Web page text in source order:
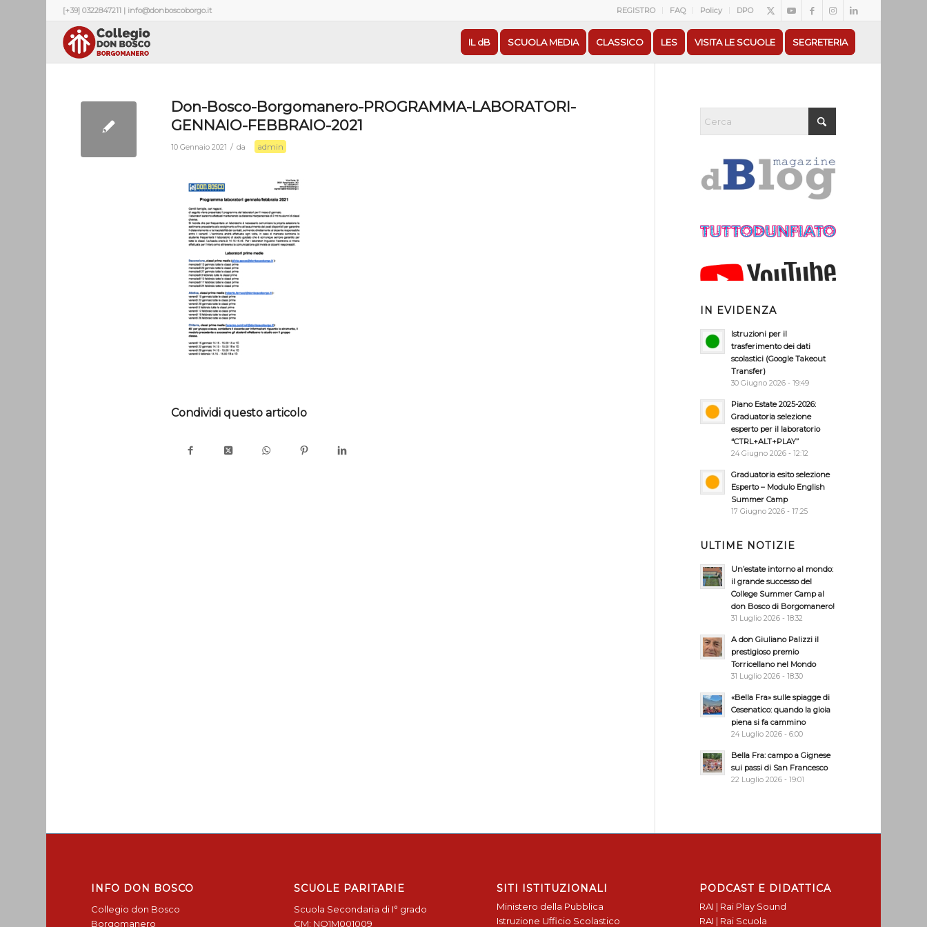
REGISTRO FAQ Policy DPO
[+39] 0322847211 | info@donboscoborgo.it
IL dB SCUOLA MEDIA CLASSICO LES VISITA LE SCUOLE SEGRETERIA
Don-Bosco-Borgomanero-PROGRAMMA-LABORATORI-
GENNAIO-FEBBRAIO-2021
10 Gennaio 2021 / da admin
Condividi questo articolo
IN EVIDENZA
Istruzioni per il
trasferimento dei dati
scolastici (Google Takeout
Transfer)
30 Giugno 2026 - 19:49
Piano Estate 2025-2026:
Graduatoria selezione
esperto per il laboratorio
“CTRL+ALT+PLAY”
24 Giugno 2026 - 12:12
Graduatoria esito selezione
Esperto – Modulo English
Summer Camp
17 Giugno 2026 - 17:25
ULTIME NOTIZIE
Un’estate intorno al mondo:
il grande successo del
College Summer Camp al
don Bosco di Borgomanero!
31 Luglio 2026 - 18:32
A don Giuliano Palizzi il
prestigioso premio
Torricellano nel Mondo
31 Luglio 2026 - 18:30
«Bella Fra» sulle spiagge di
Cesenatico: quando la gioia
piena si fa cammino
24 Luglio 2026 - 6:00
Bella Fra: campo a Gignese
sui passi di San Francesco
22 Luglio 2026 - 19:01
INFO DON BOSCO
Collegio don Bosco
Borgomanero
SCUOLE PARITARIE
Scuola Secondaria di I° grado
CM: NO1M001009
SITI ISTITUZIONALI
Ministero della Pubblica
Istruzione Ufficio Scolastico
PODCAST E DIDATTICA
RAI | Rai Play Sound
RAI | Rai Scuola